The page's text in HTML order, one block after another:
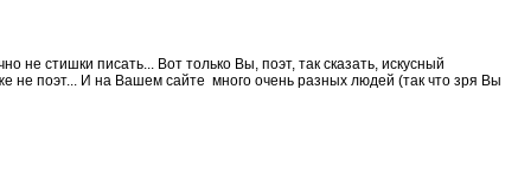
стишки писать... Вот только Вы, поэт, так сказать, искусный
не поэт... И на Вашем сайте много очень разных людей (так что зря Вы